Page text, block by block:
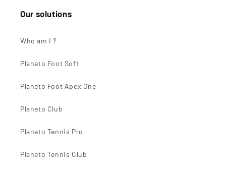
Our solutions
Who am I ?
Planeto Foot Soft
Planeto Foot Apex One
Planeto Club
Planeto Tennis Pro
Planeto Tennis Club